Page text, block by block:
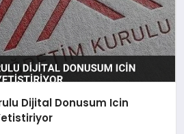
Dijital Donusum Icin